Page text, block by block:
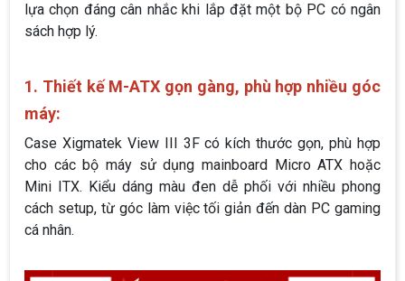
lựa chọn đáng cân nhắc khi lắp đặt một bộ PC có ngân
sách hợp lý.
1. Thiết kế M-ATX gọn gàng, phù hợp nhiều góc
máy:
Case Xigmatek View III 3F có kích thước gọn, phù hợp
cho các bộ máy sử dụng mainboard Micro ATX hoặc
Mini ITX. Kiểu dáng màu đen dễ phối với nhiều phong
cách setup, từ góc làm việc tối giản đến dàn PC gaming
cá nhân.